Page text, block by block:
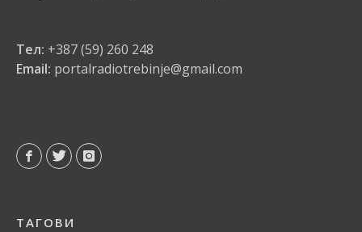
Тел: +387 (59) 260 248
Email: portalradiotrebinje@gmail.com
ТАГОВИ